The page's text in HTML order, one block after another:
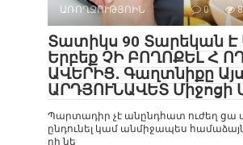
ԱՌՈՂՋՈՒԹՅՈԻՆ 0
Տատիկս 90 Տարեկան Է
Երբեք ՉԻ ԲՈՂՈՔԵԼ Հ
ԱՎԵՐԻՑ․ Գաղտնիքը Այս
ԱՐԴՅՈՒՆԱՎԵՏ Միջոցի
Պարտադիր չէ անընդհատ ուժեղ ցա
ընդունել կամ անմիջապես
ղի նե